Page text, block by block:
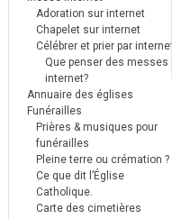
Adoration sur internet
Chapelet sur internet
Célébrer et prier par internet
Que penser des messes
internet?
Annuaire des églises
Funérailles
Prières & musiques pour
funérailles
Pleine terre ou crémation ?
Ce que dit l’Église
Catholique.
Carte des cimetières